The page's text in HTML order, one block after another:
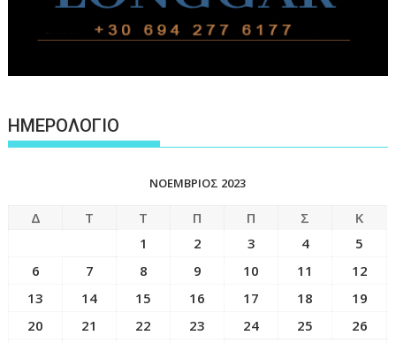
ΗΜΕΡΟΛΟΓΙΟ
ΝΟΈΜΒΡΙΟΣ 2023
Δ Τ Τ Π Π Σ
Κ
1
2 3 4
5
6
7 8 9 10 11
12
13
14 15 16 17 18
19
20
21 22 23 24 25
26